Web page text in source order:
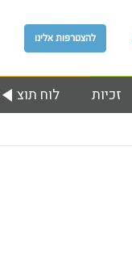
להצטרפות אלינו
לוח זכיות